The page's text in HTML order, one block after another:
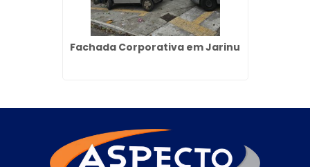
Fachada Corporativa em Jarinu